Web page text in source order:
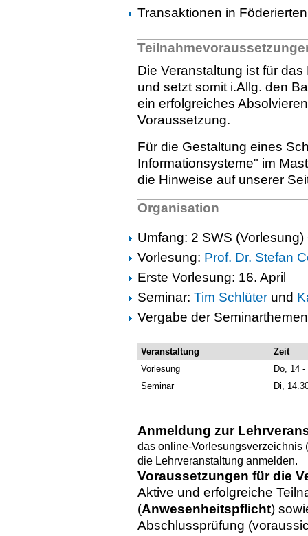
Transaktionen in
Die Veranstaltung ist für
und setzt somit i.Allg. den
ein erfolgreiches
Voraussetzung.
Für die Gestaltung eines
Informationsysteme" im
die Hinweise auf unserer
Organisation
Umfang: 2 SWS
Vorlesung: Prof. Dr. Stefan
Erste Vorlesung: 16. April
Seminar: Tim Schlüter und
Vergabe der
Veranstaltung
Zeit
Vorlesung
Do, 14 -
Seminar
Di,
Anmeldung zur
das online-Vorlesungsverzeichnis (
die Lehrveranstaltung anmelden.
Voraussetzungen für die
Aktive und erfolgreiche
(Anwesenheitspflicht)
Abschlussprüfung